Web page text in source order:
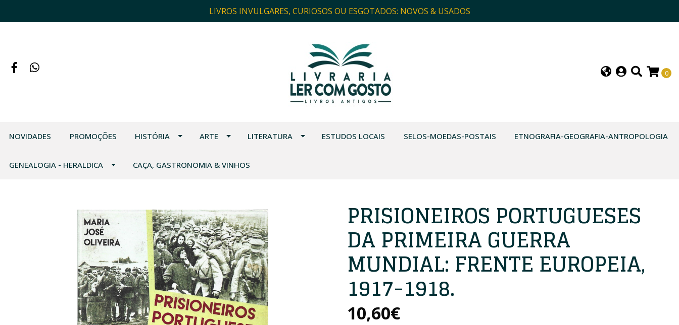
LIVROS INVULGARES, CURIOSOS OU ESGOTADOS: NOVOS & USADOS
0
NOVIDADES PROMOÇÕES HISTÓRIA ARTE LITERATURA ESTUDOS LOCAIS SELOS-MOEDAS-POSTAIS ETNOGRAFIA-GEOGRAFIA-ANTROPOLOGIA
GENEALOGIA - HERALDICA CAÇA, GASTRONOMIA & VINHOS
PRISIONEIROS PORTUGUESES
DA PRIMEIRA GUERRA
MUNDIAL: FRENTE EUROPEIA,
1917-1918.
10,60€